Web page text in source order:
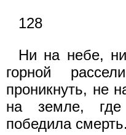
128
Ни на небе,
горной
проникнуть, не
на земле,
победила смерть.